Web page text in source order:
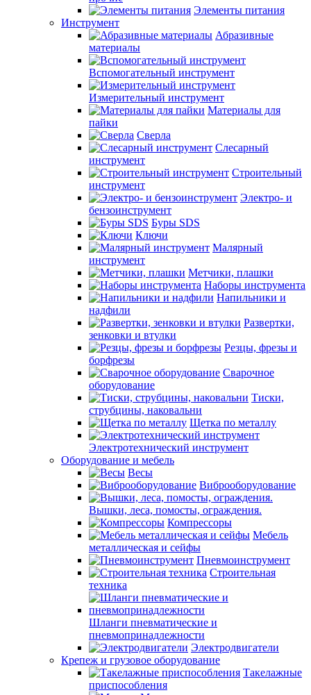
Элементы питания
Инструмент
Абразивные
материалы
Вспомогательный инструмент
Измерительный инструмент
Материалы для
пайки
Сверла
Слесарный
инструмент
Строительный
инструмент
Электро- и
бензоинструмент
Буры SDS
Ключи
Малярный
инструмент
Метчики, плашки
Наборы инструмента
Напильники и
надфили
Развертки,
зенковки и втулки
Резцы, фрезы и
борфрезы
Сварочное
оборудование
Тиски,
струбцины, наковальни
Щетка по металлу
Электротехнический инструмент
Оборудование и мебель
Весы
Виброоборудование
Вышки, леса, помосты, ограждения.
Компрессоры
Мебель
металлическая и сейфы
Пневмоинструмент
Строительная
техника
Шланги пневматические и
пневмопринадлежности
Электродвигатели
Крепеж и грузовое оборудование
Такелажные
приспособления